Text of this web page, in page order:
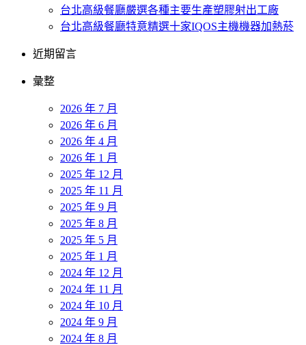
台北高級餐廳嚴選各種主要生產塑膠射出工廠
台北高級餐廳特意精選十家IQOS主機機器加熱菸
近期留言
彙整
2026 年 7 月
2026 年 6 月
2026 年 4 月
2026 年 1 月
2025 年 12 月
2025 年 11 月
2025 年 9 月
2025 年 8 月
2025 年 5 月
2025 年 1 月
2024 年 12 月
2024 年 11 月
2024 年 10 月
2024 年 9 月
2024 年 8 月